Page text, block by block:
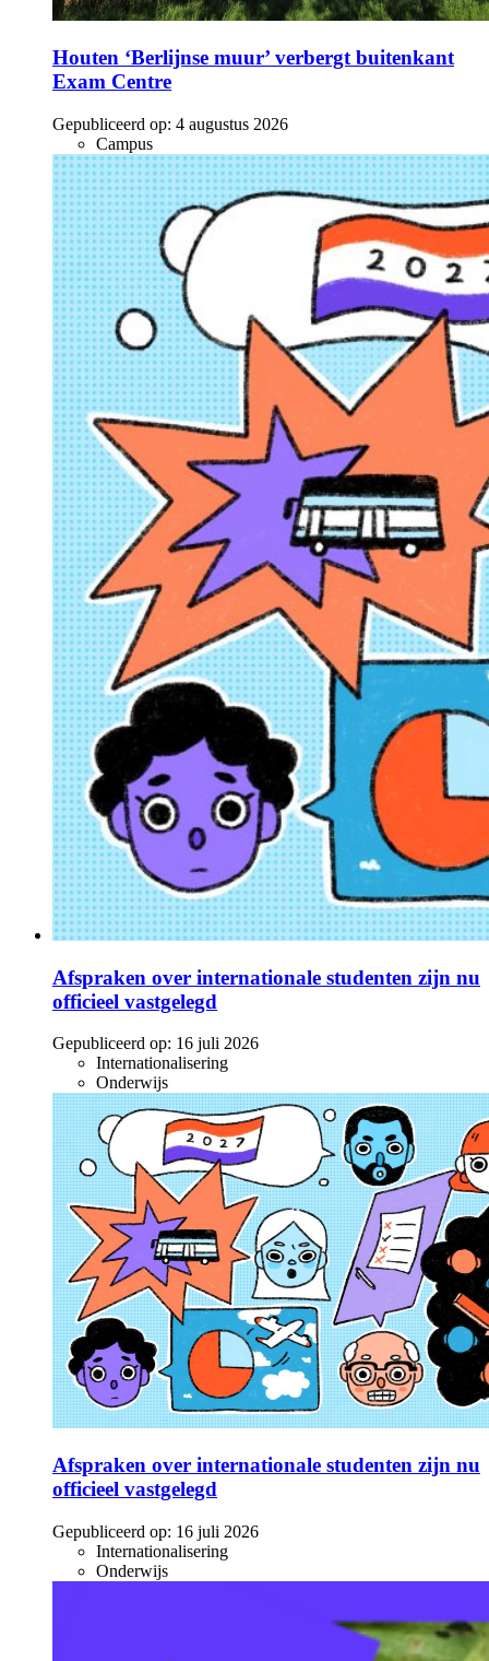
Houten ‘Berlijnse muur’ verbergt buitenkant
Exam Centre
Gepubliceerd op: 4 augustus 2026
Campus
Afspraken over internationale studenten zijn nu
officieel vastgelegd
Gepubliceerd op: 16 juli 2026
Internationalisering
Onderwijs
Afspraken over internationale studenten zijn nu
officieel vastgelegd
Gepubliceerd op: 16 juli 2026
Internationalisering
Onderwijs